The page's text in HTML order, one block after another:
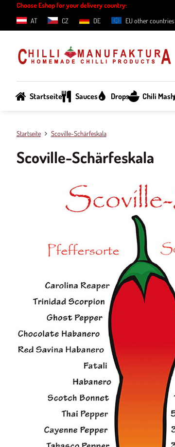
Choose Eshop for your delivery country:
AT
CZ DE EU other countries
Startseite Sauces Drops Chili Mash
Startseite Scoville-Schärfeskala
Scoville-Schärfeskala